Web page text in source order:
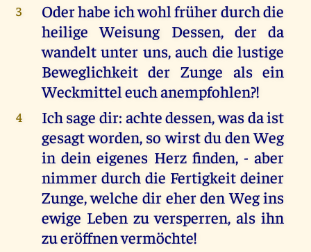
3
Oder habe ich wohl früher durch die
heilige Weisung Dessen, der da
wandelt unter uns, auch die lustige
Beweglichkeit der Zunge als ein
Weckmittel euch anempfohlen?!
4
Ich sage dir: achte dessen, was da ist
gesagt worden, so wirst du den Weg
in dein eigenes Herz finden, - aber
nimmer durch die Fertigkeit deiner
Zunge, welche dir eher den Weg ins
ewige Leben zu versperren, als ihn
zu eröffnen vermöchte!